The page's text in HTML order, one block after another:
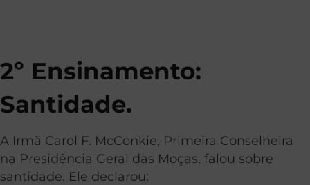
2º Ensinamento:
Santidade.
A Irmã Carol F. McConkie, Primeira Conselheira
na Presidência Geral das Moças, falou sobre
santidade. Ele declarou: